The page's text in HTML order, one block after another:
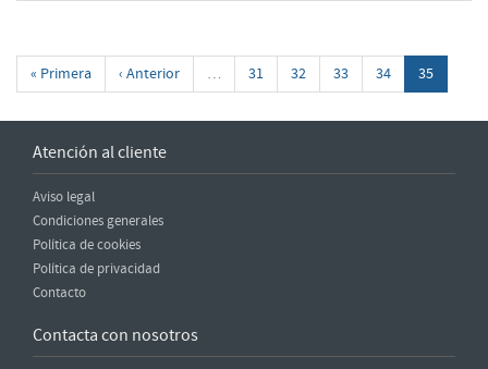
« Primera ‹ Anterior … 31 32 33 34 35
Atención al cliente
Aviso legal
Condiciones generales
Política de cookies
Política de privacidad
Contacto
Contacta con nosotros